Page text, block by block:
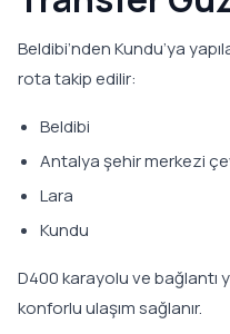
Beldibi’nden Kundu’ya
rota takip edilir:
Beldibi
Antalya şehir merkezi
Lara
Kundu
D400 karayolu ve bağlantı
konforlu ulaşım sağlanır.